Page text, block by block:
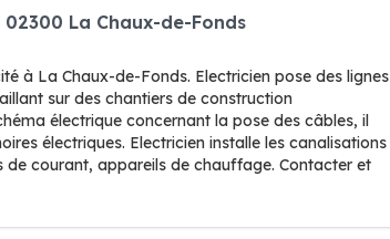
La Chaux-de-Fonds
à La Chaux-de-Fonds. Electricien pose des lignes
sur des chantiers de construction
électrique concernant la pose des câbles, il
électriques. Electricien installe les canalisations
de courant, appareils de chauffage. Contacter et